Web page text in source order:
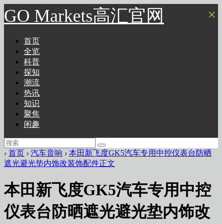
GO Markets高汇官网
首页
全览
科普
探知
潮流
热讯
知识
聚焦
闲趣
› 首页 › 汽车音响 › 本田新飞度GK5汽车专用中控仪表台防晒
遮光避光垫内饰改装饰配件正文
本田新飞度GK5汽车专用中控
仪表台防晒遮光避光垫内饰改
×